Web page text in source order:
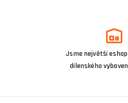
Jsme největší
dílenského